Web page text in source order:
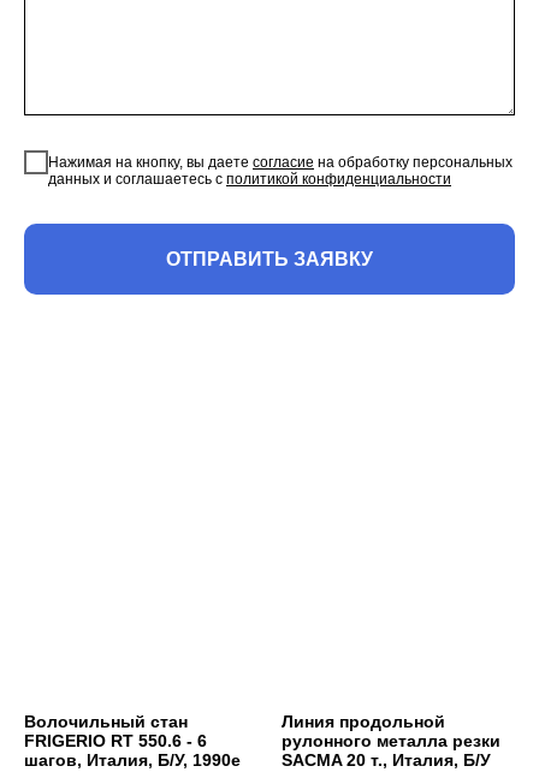
Нажимая на кнопку, вы даете согласие на обработку персональных
данных и соглашаетесь c политикой конфиденциальности
ОТПРАВИТЬ ЗАЯВКУ
Волочильный стан
FRIGERIO RT 550.6 - 6
шагов, Италия, Б/У, 1990е
Линия продольной
рулонного металла резки
SACMA 20 т., Италия, Б/У